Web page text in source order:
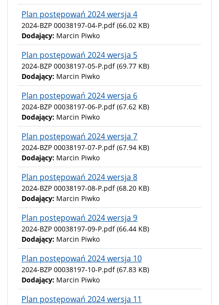
Plan postępowań 2024 wersja 4
2024-BZP 00038197-04-P.pdf (66.02 KB)
Dodający: Marcin Piwko
Plan postępowań 2024 wersja 5
2024-BZP 00038197-05-P.pdf (69.77 KB)
Dodający: Marcin Piwko
Plan postępowań 2024 wersja 6
2024-BZP 00038197-06-P.pdf (67.62 KB)
Dodający: Marcin Piwko
Plan postępowań 2024 wersja 7
2024-BZP 00038197-07-P.pdf (67.94 KB)
Dodający: Marcin Piwko
Plan postępowań 2024 wersja 8
2024-BZP 00038197-08-P.pdf (68.20 KB)
Dodający: Marcin Piwko
Plan postępowań 2024 wersja 9
2024-BZP 00038197-09-P.pdf (66.44 KB)
Dodający: Marcin Piwko
Plan postępowań 2024 wersja 10
2024-BZP 00038197-10-P.pdf (67.83 KB)
Dodający: Marcin Piwko
Plan postępowań 2024 wersja 11